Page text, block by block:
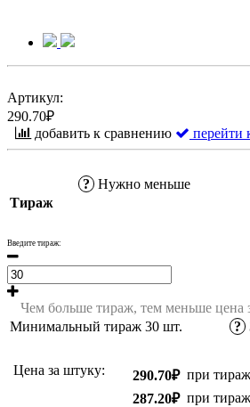
Артикул:
290.70₽
добавить к сравнению
перейти
Тираж
? Нужно меньше
Введите тираж:
Чем больше тираж, тем меньше цена
Минимальный тираж 30 шт. ?
Цена за штуку: 290.70₽ при
287.20₽ при